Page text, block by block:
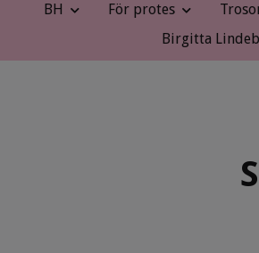
BH För protes
Birgitta